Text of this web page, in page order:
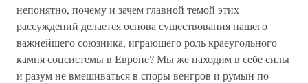
непонятно, почему и зачем главной темой этих
рассуждений делается основа существования нашего
важнейшего союзника, играющего роль краеугольного
камня соцсистемы в Европе? Мы же находим в себе силы
и разум не вмешиваться в споры венгров и румын по